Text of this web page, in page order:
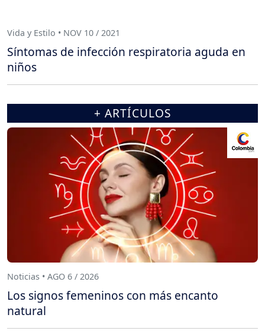
Vida y Estilo • NOV 10 / 2021
Síntomas de infección respiratoria aguda en
niños
+ ARTÍCULOS
Noticias • AGO 6 / 2026
Los signos femeninos con más encanto
natural